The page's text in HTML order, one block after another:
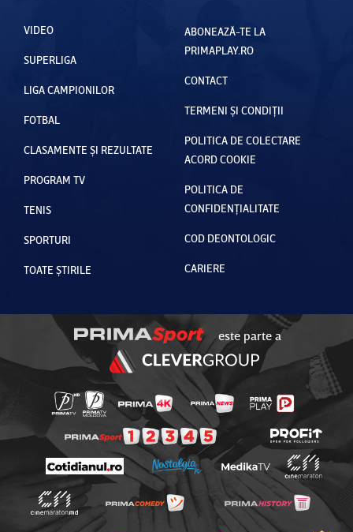
VIDEO
SUPERLIGA
LIGA CAMPIONILOR
FOTBAL
CLASAMENTE ȘI REZULTATE
PROGRAM TV
TENIS
SPORTURI
TOATE ȘTIRILE
ABONEAZĂ-TE LA
PRIMAPLAY.RO
CONTACT
TERMENI ȘI CONDIȚII
POLITICA DE COLECTARE
ACORD COOKIE
POLITICA DE
CONFIDENȚIALITATE
COD DEONTOLOGIC
CARIERE
este parte a